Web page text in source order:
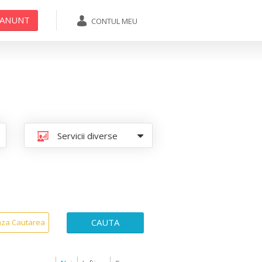
CONTUL MEU
Servicii diverse
Cautarea CAUTA